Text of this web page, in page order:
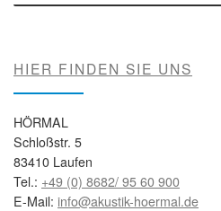
HIER FINDEN SIE UNS
HÖRMAL
Schloßstr. 5
83410 Laufen
Tel.: +49 (0) 8682/ 95 60 900
E-Mail: info@akustik-hoermal.de